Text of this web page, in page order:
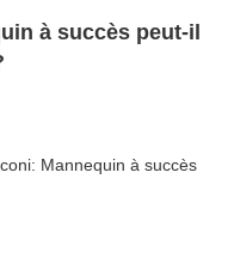
à succès peut-il